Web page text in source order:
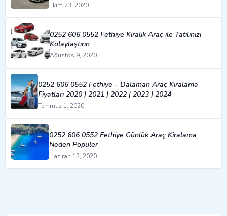
Ekim 23, 2020
0252 606 0552 Fethiye Kiralık Araç ile Tatilinizi
Kolaylaştırın
Ağustos 9, 2020
0252 606 0552 Fethiye – Dalaman Araç Kiralama
Fiyatları 2020 | 2021 | 2022 | 2023 | 2024
Temmuz 1, 2020
0252 606 0552 Fethiye Günlük Araç Kiralama
Neden Popüler
Haziran 13, 2020